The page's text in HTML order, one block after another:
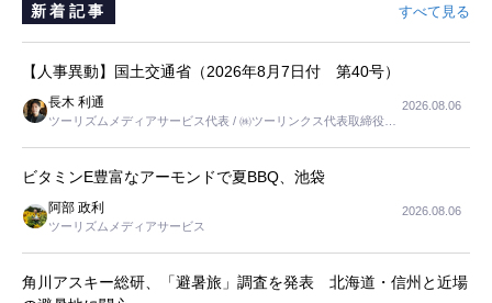
新着記事 すべて見る
【人事異動】国土交通省（2026年8月7日付 第40号）
長木 利通
ツーリズムメディアサービス代表 / ㈱ツーリンクス代表取締役社
2026.08.06
ビタミンE豊富なアーモンドで夏BBQ、池袋
阿部 政利
ツーリズムメディアサービス
2026.08.06
角川アスキー総研、「避暑旅」調査を発表 北海道・信州と近場